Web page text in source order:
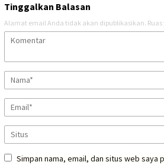
Tinggalkan Balasan
Alamat email Anda tidak akan dipublikasikan.
Simpan nama, email, dan situs web saya